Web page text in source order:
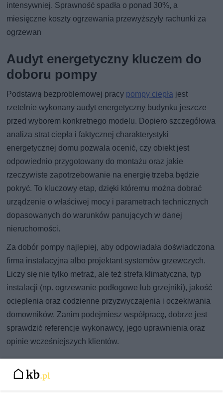
intensywniej. Sprawność spadła o ponad 30%, a
miesięczne koszty ogrzewania przewyższyły rachunki za
ogrzewan
Audyt energetyczny kluczem do
doboru pompy
Podstawą bezproblemowej pracy pompy ciepła jest
rzetelnie wykonany audyt energetyczny budynku jeszcze
przed wyborem konkretnego modelu. Dopiero szczegółowa
analiza strat ciepła i faktycznej charakterystyki
energetycznej domu pozwala ocenić, czy obiekt jest
odpowiednio przygotowany do montażu oraz jakie
rzeczywiste zapotrzebowanie na energię trzeba będzie
pokryć. To kluczowy etap, dzięki któremu można dobrać
urządzenie o właściwej mocy i parametrach technicznych
dopasowanych do warunków panujących w danej
nieruchomości.
Za dobór pompy najlepiej, aby odpowiadała doświadczona
firma instalacyjna albo projektant systemów grzewczych.
Liczy się nie tylko metraż, ale też strefa klimatyczna, typ
instalacji (np. ogrzewanie podłogowe lub grzejniki), jakość
ocieplenia oraz codzienne przyzwyczajenia i oczekiwania
domowników. Zanim podejmiesz współpracę, dobrze jest
sprawdzić referencje wykonawcy, jego uprawnienia oraz
opinie wcześniejszych klientów.